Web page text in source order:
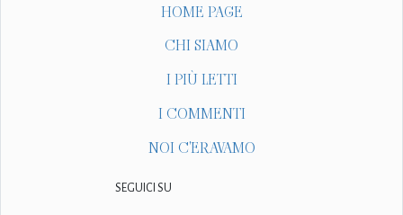
HOME PAGE
CHI SIAMO
I PIÙ LETTI
I COMMENTI
NOI C'ERAVAMO
SEGUICI SU